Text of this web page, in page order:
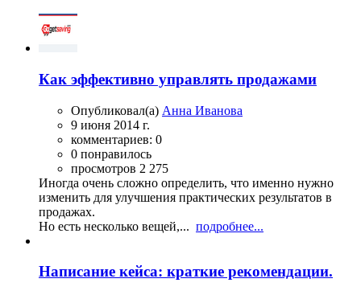
Как эффективно управлять продажами
Опубликовал(а) Анна Иванова
9 июня 2014 г.
комментариев: 0
0 понравилось
просмотров 2 275
Иногда очень сложно определить, что именно нужно
изменить для улучшения практических результатов в
продажах.
Но есть несколько вещей,... подробнее...
Написание кейса: краткие рекомендации.